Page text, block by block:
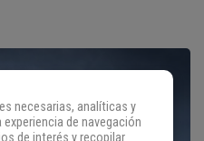
necesarias, analíticas y
de navegación
de interés y recopilar